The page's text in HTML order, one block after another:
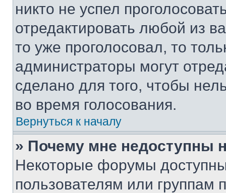
никто не успел
отредактировать любой из
то уже проголосовал, то
администраторы могут
сделано для того, чтобы
во время голосования.
Вернуться к началу
» Почему мне недоступны
Некоторые форумы
пользователям или группам